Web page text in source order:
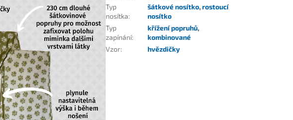
Typ
nosítka:
šátkové nosítko,rostoucí
nosítko
Typ
zapínání:
křížení popruhů,
kombinované
Vzor: hvězdičky